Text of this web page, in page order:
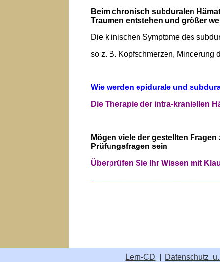
Beim chronisch subduralen
Traumen entstehen und größer
Die klinischen Symptome des
so z. B. Kopfschmerzen, Minderung
Wie werden epidurale und
Die Therapie der intra-kraniellen
Mögen viele der gestellten
Prüfungsfragen sein
Überprüfen Sie Ihr Wissen mit
Lern-CD Datenschutz